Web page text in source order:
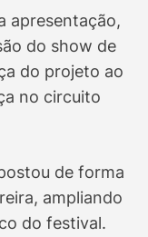
apresentação,
do show de
do projeto ao
no circuito
de forma
ampliando
do festival.